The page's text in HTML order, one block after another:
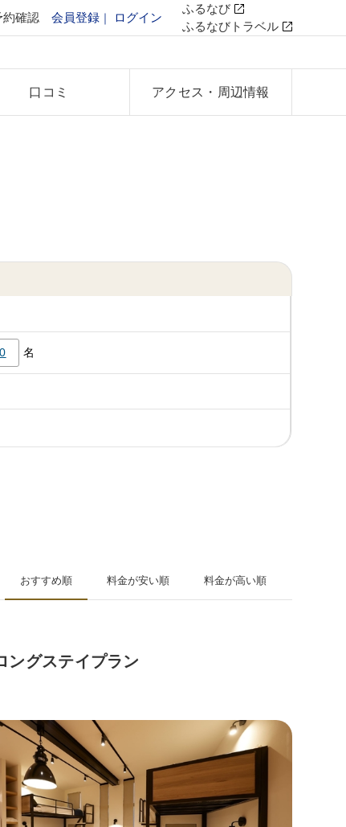
約確認 会員登録 ログイン
ふるなび
ふるなびトラベル
口コミ アクセス ・周辺情報
0 名
おすすめ順 料金が安い順 料金が高い順
ングステイプラン